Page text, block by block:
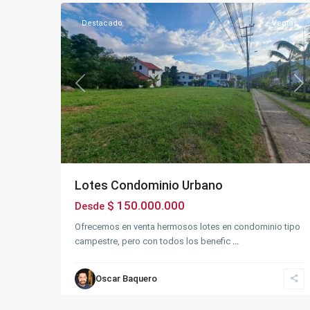
Previous
Destacado Ventas
Lotes Condominio Urbano
Desde $ 150.000.000
Ofrecemos en venta hermosos lotes en condominio tipo
campestre, pero con todos los benefic ...
Oscar Baquero